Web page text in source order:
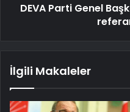
DEVA Parti Genel
İlgili Makaleler